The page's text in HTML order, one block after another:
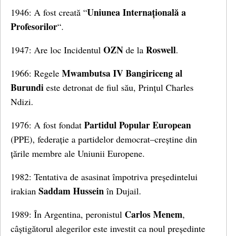
1946: A fost creată “Uniunea Internațională a
Profesorilor“.
1947: Are loc Incidentul OZN de la Roswell.
1966: Regele Mwambutsa IV Bangiriceng al
Burundi este detronat de fiul său, Prințul Charles
Ndizi.
1976: A fost fondat Partidul Popular European
(PPE), federație a partidelor democrat–creștine din
țările membre ale Uniunii Europene.
1982: Tentativa de asasinat împotriva președintelui
irakian Saddam Hussein în Dujail.
1989: În Argentina, peronistul Carlos Menem,
câștigătorul alegerilor este investit ca noul președinte